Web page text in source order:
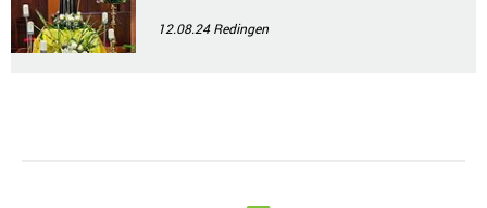
12.08.24Redingen